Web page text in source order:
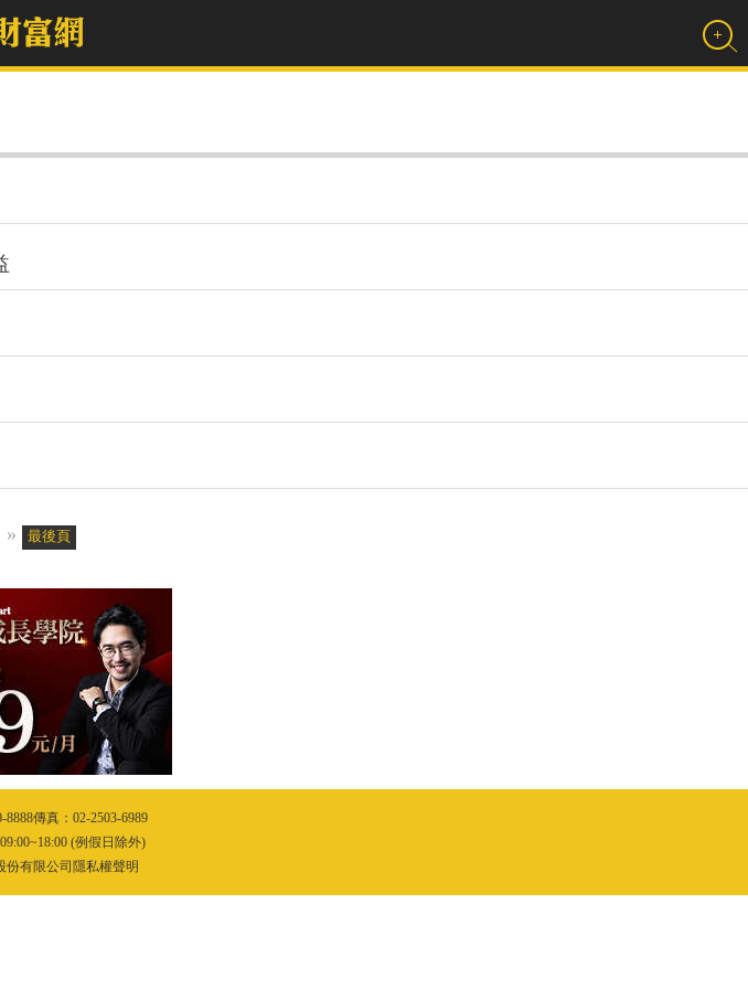
» 最後頁
傳真：02-2503-6989
(例假日除外)
份有限公司隱私權聲明